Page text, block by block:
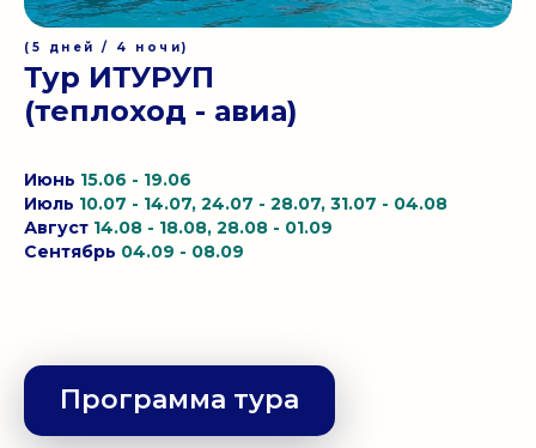
(5 дней / 4 ночи)
Тур ИТУРУП
(теплоход - авиа)
Июнь 15.06 - 19.06
Июль 10.07 - 14.07, 24.07 - 28.07, 31.07 - 04.08
Август 14.08 - 18.08, 28.08 - 01.09
Сентябрь 04.09 - 08.09
Программа тура